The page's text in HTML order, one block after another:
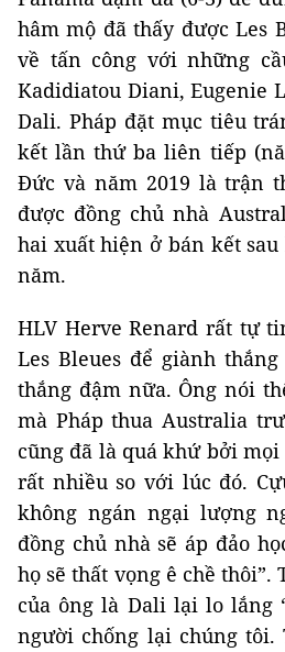
hâm mộ đã thấy được Les
về tấn công với những
Kadidiatou Diani, Eugenie
Dali. Pháp đặt mục tiêu
kết lần thứ ba liên tiếp
Đức và năm 2019 là trận
được đồng chủ nhà
hai xuất hiện ở bán kết sau
năm.
HLV Herve Renard rất tự
Les Bleues để giành
thắng đậm nữa. Ông nói
mà Pháp thua Australia
cũng đã là quá khứ bởi
rất nhiều so với lúc đó.
không ngán ngại lượng
đồng chủ nhà sẽ áp đảo
họ sẽ thất vọng ê chề
của ông là Dali lại lo lắng
người chống lại chúng tôi.